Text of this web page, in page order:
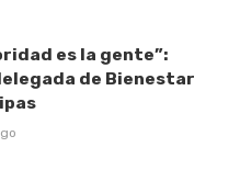
es la gente”:
de Bienestar